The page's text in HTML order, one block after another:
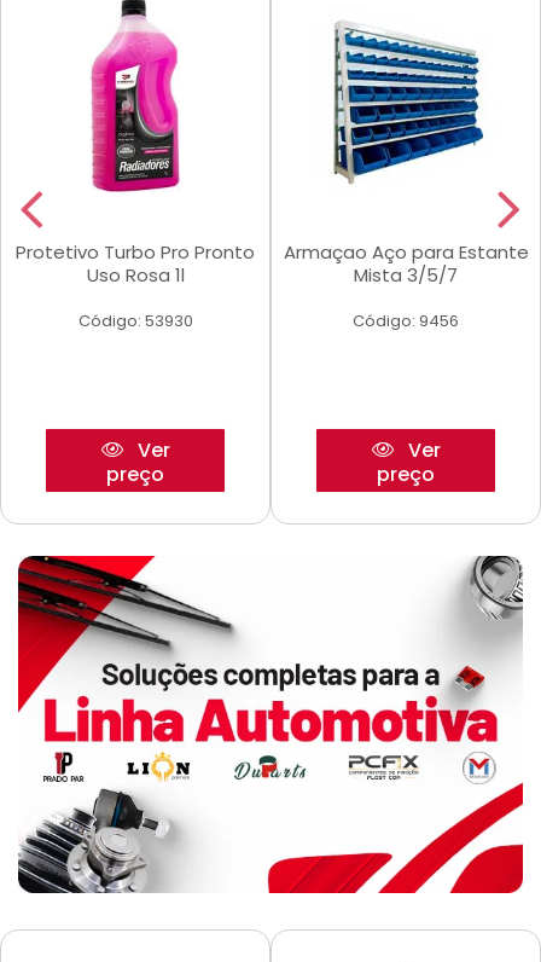
Protetivo Turbo Pro Pronto
Uso Rosa 1l
Código: 53930
Ver
preço
Armaçao Aço para Estante
Mista 3/5/7
Código: 9456
Ver
preço